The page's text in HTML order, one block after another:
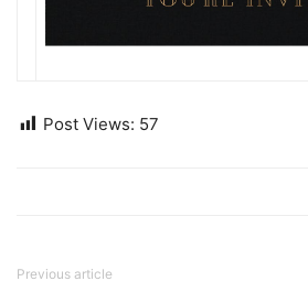
Post Views: 57
Previous article